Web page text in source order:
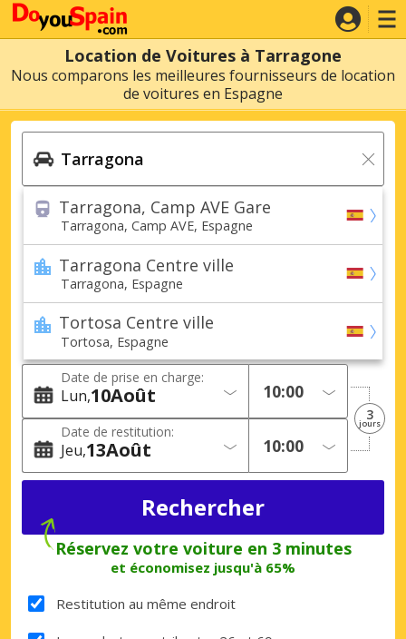
Location de Voitures à Tarragone
Nous comparons les meilleures fournisseurs de location
de voitures en Espagne
Tarragona, Camp AVE Gare
Tarragona, Camp AVE, Espagne
Tarragona Centre ville
Tarragona, Espagne
Tortosa Centre ville
Tortosa, Espagne
Date de prise en charge:
Lun 10Août
Date de restitution:
Jeu 13Août
3
jours
Réservez votre voiture en 3 minutes
et économisez jusqu'à 65%
Restitution au même endroit